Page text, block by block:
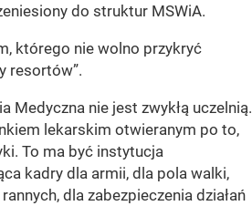
do struktur MSWiA.
którego nie wolno przykryć
resortów”.
Medyczna nie jest zwykłą uczelnią.
lekarskim otwieranym po to,
To ma być instytucja
kadry dla armii, dla pola walki,
dla zabezpieczenia działań